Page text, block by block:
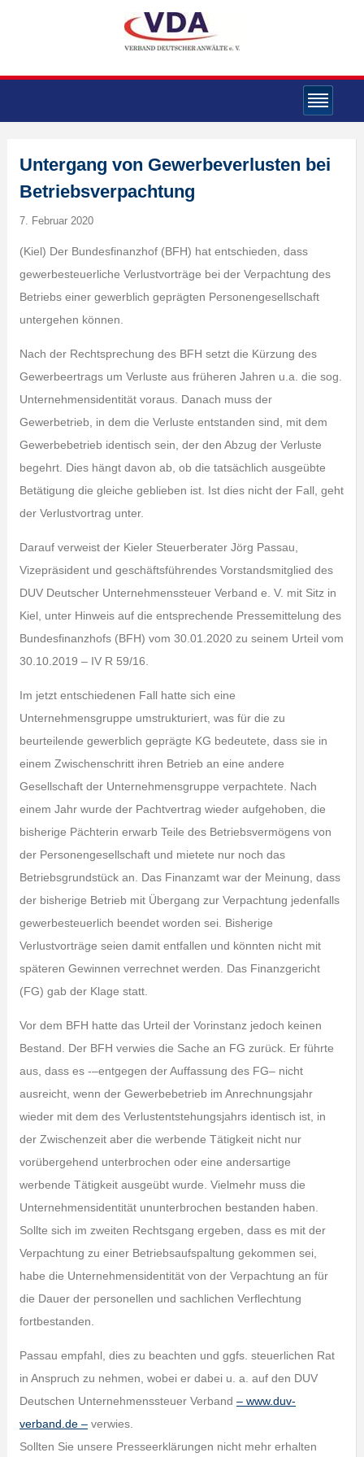
Untergang von Gewerbeverlusten bei
Betriebsverpachtung
7. Februar 2020
(Kiel) Der Bundesfinanzhof (BFH) hat entschieden, dass
gewerbesteuerliche Verlustvorträge bei der Verpachtung des
Betriebs einer gewerblich geprägten Personengesellschaft
untergehen können.
Nach der Rechtsprechung des BFH setzt die Kürzung des
Gewerbeertrags um Verluste aus früheren Jahren u.a. die sog.
Unternehmensidentität voraus. Danach muss der
Gewerbetrieb, in dem die Verluste entstanden sind, mit dem
Gewerbebetrieb identisch sein, der den Abzug der Verluste
begehrt. Dies hängt davon ab, ob die tatsächlich ausgeübte
Betätigung die gleiche geblieben ist. Ist dies nicht der Fall, geht
der Verlustvortrag unter.
Darauf verweist der Kieler Steuerberater Jörg Passau,
Vizepräsident und geschäftsführendes Vorstandsmitglied des
DUV Deutscher Unternehmenssteuer Verband e. V. mit Sitz in
Kiel, unter Hinweis auf die entsprechende Pressemittelung des
Bundesfinanzhofs (BFH) vom 30.01.2020 zu seinem Urteil vom
30.10.2019 – IV R 59/16.
Im jetzt entschiedenen Fall hatte sich eine
Unternehmensgruppe umstrukturiert, was für die zu
beurteilende gewerblich geprägte KG bedeutete, dass sie in
einem Zwischenschritt ihren Betrieb an eine andere
Gesellschaft der Unternehmensgruppe verpachtete. Nach
einem Jahr wurde der Pachtvertrag wieder aufgehoben, die
bisherige Pächterin erwarb Teile des Betriebsvermögens von
der Personengesellschaft und mietete nur noch das
Betriebsgrundstück an. Das Finanzamt war der Meinung, dass
der bisherige Betrieb mit Übergang zur Verpachtung jedenfalls
gewerbesteuerlich beendet worden sei. Bisherige
Verlustvorträge seien damit entfallen und könnten nicht mit
späteren Gewinnen verrechnet werden. Das Finanzgericht
(FG) gab der Klage statt.
Vor dem BFH hatte das Urteil der Vorinstanz jedoch keinen
Bestand. Der BFH verwies die Sache an FG zurück. Er führte
aus, dass es -–entgegen der Auffassung des FG– nicht
ausreicht, wenn der Gewerbebetrieb im Anrechnungsjahr
wieder mit dem des Verlustentstehungsjahrs identisch ist, in
der Zwischenzeit aber die werbende Tätigkeit nicht nur
vorübergehend unterbrochen oder eine andersartige
werbende Tätigkeit ausgeübt wurde. Vielmehr muss die
Unternehmensidentität ununterbrochen bestanden haben.
Sollte sich im zweiten Rechtsgang ergeben, dass es mit der
Verpachtung zu einer Betriebsaufspaltung gekommen sei,
habe die Unternehmensidentität von der Verpachtung an für
die Dauer der personellen und sachlichen Verflechtung
fortbestanden.
Passau empfahl, dies zu beachten und ggfs. steuerlichen Rat
in Anspruch zu nehmen, wobei er dabei u. a. auf den DUV
Deutschen Unternehmenssteuer Verband – www.duv-
verband.de –verwies.
Sollten Sie unsere Presseerklärungen nicht mehr erhalten